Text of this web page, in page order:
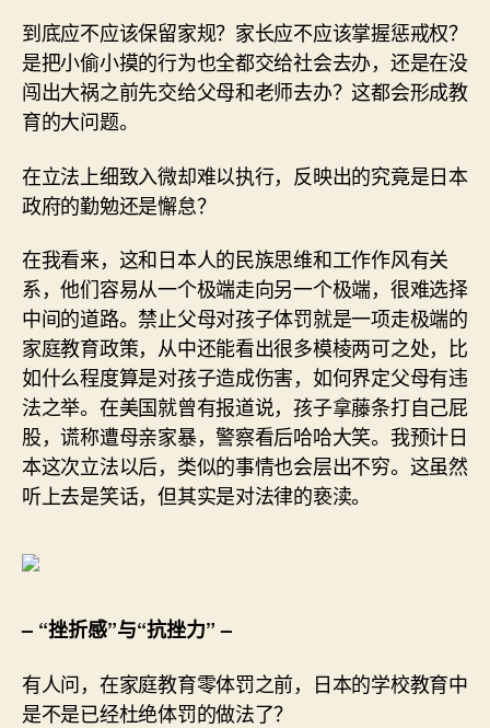
到底应不应该保留家规？家长应不应该掌握惩戒权？
是把小偷小摸的行为也全都交给社会去办，还是在没
闯出大祸之前先交给父母和老师去办？这都会形成教
育的大问题。
在立法上细致入微却难以执行，反映出的究竟是日本
政府的勤勉还是懈怠？
在我看来，这和日本人的民族思维和工作作风有关
系，他们容易从一个极端走向另一个极端，很难选择
中间的道路。禁止父母对孩子体罚就是一项走极端的
家庭教育政策，从中还能看出很多模棱两可之处，比
如什么程度算是对孩子造成伤害，如何界定父母有违
法之举。在美国就曾有报道说，孩子拿藤条打自己屁
股，谎称遭母亲家暴，警察看后哈哈大笑。我预计日
本这次立法以后，类似的事情也会层出不穷。这虽然
听上去是笑话，但其实是对法律的亵渎。
– “挫折感”与“抗挫力” –
有人问，在家庭教育零体罚之前，日本的学校教育中
是不是已经杜绝体罚的做法了？